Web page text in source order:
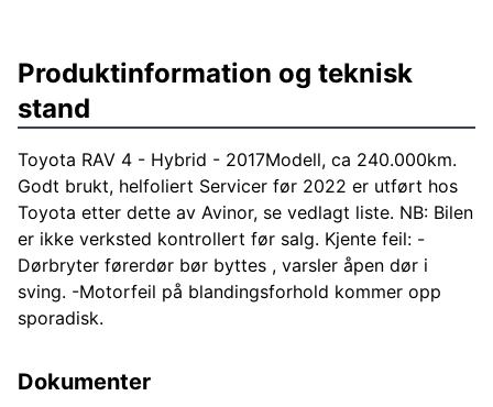
Produktinformation og teknisk
stand
Toyota RAV 4 - Hybrid - 2017Modell, ca 240.000km.
Godt brukt, helfoliert Servicer før 2022 er utført hos
Toyota etter dette av Avinor, se vedlagt liste. NB: Bilen
er ikke verksted kontrollert før salg. Kjente feil: -
Dørbryter førerdør bør byttes , varsler åpen dør i
sving. -Motorfeil på blandingsforhold kommer opp
sporadisk.
Dokumenter